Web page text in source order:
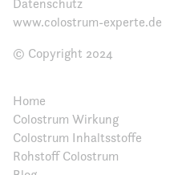
Datenschutz
www.colostrum-experte.de
© Copyright 2024
Home
Colostrum Wirkung
Colostrum Inhaltsstoffe
Rohstoff Colostrum